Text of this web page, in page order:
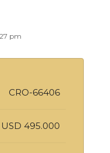
pm
CRO-66406
USD 495.000